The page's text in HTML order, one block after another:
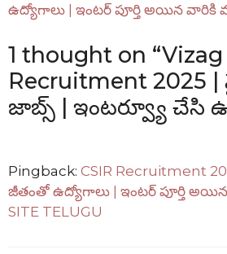
ఉద్యోగాలు | ఇంటర్ పూర్తి అయిన వారికి
1 thought on “Vizag
Recruitment 2025
జాబ్స్ | ఇంటర్వ్యూ చేసి
Pingback: CSIR Recruitment
జీతంతో ఉద్యోగాలు | ఇంటర్ పూర్తి
SITE TELUGU